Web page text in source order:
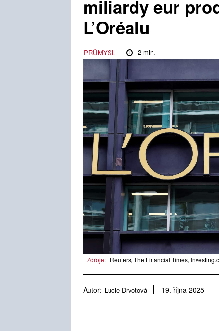
miliardy eur
L’Oréalu
PRŮMYSL 2min.
Zdroje: Reuters, The Financial Times,
Autor: Lucie Drvotová 19. října 2025